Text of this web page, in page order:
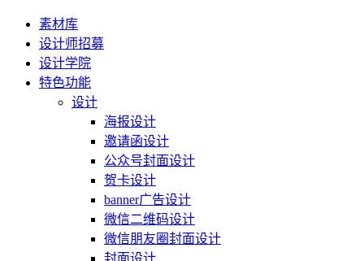
素材库
设计师招募
设计学院
特色功能
设计
海报设计
邀请函设计
公众号封面设计
贺卡设计
banner广告设计
微信二维码设计
微信朋友圈封面设计
封面设计